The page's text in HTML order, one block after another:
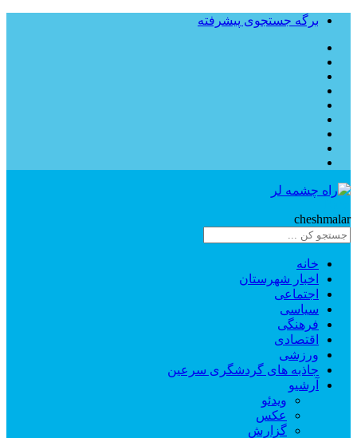
برگه جستجوی پیشرفته
cheshmalar
خانه
اخبار شهرستان
اجتماعی
سیاسی
فرهنگی
اقتصادی
ورزشی
جاذبه های گردشگری سرعین
آرشیو
ویدئو
عکس
گزارش